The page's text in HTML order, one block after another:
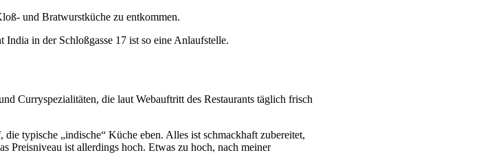
und Bratwurstküche zu entkommen.
in der Schloßgasse 17 ist so eine Anlaufstelle.
Curryspezialitäten, die laut Webauftritt des Restaurants täglich frisch
typische „indische“ Küche eben. Alles ist schmackhaft zubereitet,
Preisniveau ist allerdings hoch. Etwas zu hoch, nach meiner